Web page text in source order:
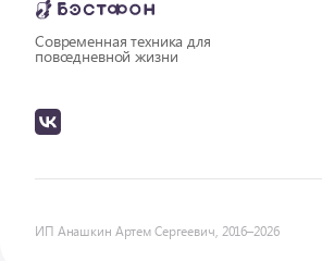
Современная техника для
повседневной жизни
ИП Анашкин Артем Сергеевич, 2016–2026